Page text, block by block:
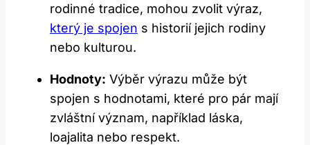
rodinné tradice, mohou zvolit výraz,
který je spojen s historií jejich rodiny
nebo kulturou.
Hodnoty: Výběr výrazu může být
spojen s hodnotami, které pro pár mají
zvláštní význam, například láska,
loajalita nebo respekt.